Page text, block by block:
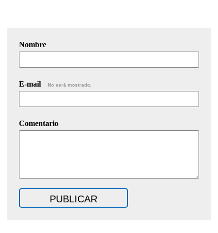
Nombre
E-mail No será mostrado.
Comentario